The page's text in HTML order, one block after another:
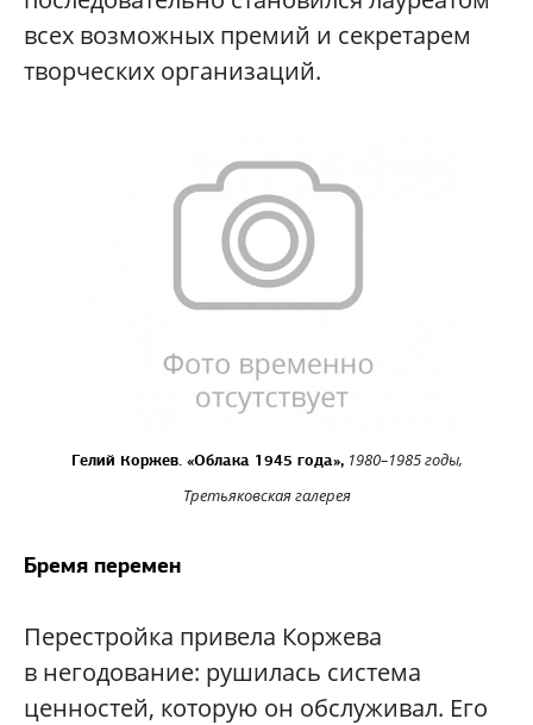
всех возможных премий и секретарем
творческих организаций.
Гелий Коржев. «Облака 1945 года», 1980–1985 годы,
Третьяковская галерея
Бремя перемен
Перестройка привела Коржева
в негодование: рушилась система
ценностей, которую он обслуживал. Его